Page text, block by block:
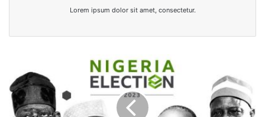
Lorem ipsum dolor sit amet, consectetur.
Présidentielle
:
Qui
pour